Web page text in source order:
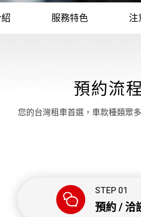
服務特色 注
預約流程
您的台灣租車首選，車款種類眾
STEP 01
預約 / 洽